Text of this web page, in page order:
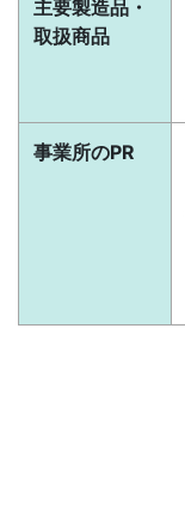
主要製造品・
取扱商品
事業所のPR